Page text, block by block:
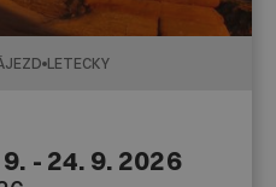
LETECKY
- 24. 9. 2026